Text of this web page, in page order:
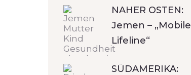
NAHER OSTEN:
Jemen – „Mobile
Lifeline“
SÜDAMERIKA: